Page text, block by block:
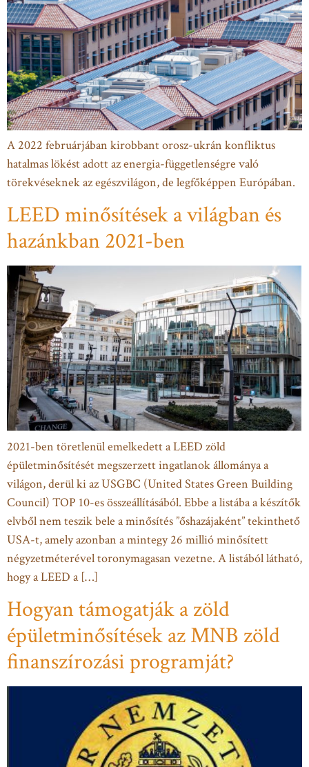
A 2022 februárjában kirobbant orosz-ukrán konfliktus
hatalmas lökést adott az energia-függetlenségre való
törekvéseknek az egészvilágon, de legfőképpen Európában.
LEED minősítések a világban és
hazánkban 2021-ben
2021-ben töretlenül emelkedett a LEED zöld
épületminősítését megszerzett ingatlanok állománya a
világon, derül ki az USGBC (United States Green Building
Council) TOP 10-es összeállításából. Ebbe a listába a készítők
elvből nem teszik bele a minősítés ”őshazájaként” tekinthető
USA-t, amely azonban a mintegy 26 millió minősített
négyzetméterével toronymagasan vezetne. A listából látható,
hogy a LEED a […]
Hogyan támogatják a zöld
épületminősítések az MNB zöld
finanszírozási programját?